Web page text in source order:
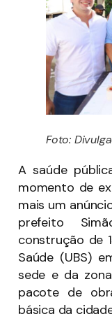
Foto:
A saúde
momento de
mais um
prefeito
construção de
Saúde (UBS)
sede e da
pacote de
básica da